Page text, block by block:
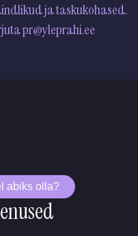
ja taskukohased.
pr@yleprahi.ee
abiks olla?